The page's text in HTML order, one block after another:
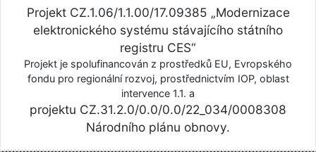
Projekt CZ.1.06/1.1.00/17.09385 „Modernizace
elektronického systému stávajícího státního
registru CES“
Projekt je spolufinancován z prostředků EU, Evropského
fondu pro regionální rozvoj, prostřednictvím IOP, oblast
intervence 1.1. a
projektu CZ.31.2.0/0.0/0.0/22_034/0008308
Národního plánu obnovy.